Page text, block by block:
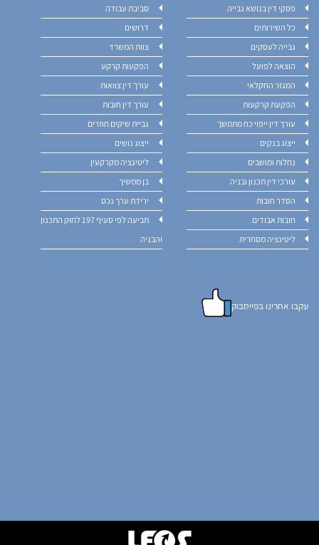
פסקי דין בנושא גבייה
כל השירותים
גבייה לעסקים
הוצאה לפועל
המגזר החקלאי
הפקעת קרקעות
עורך דין ייפוי כח מתמשך
ייצוג בנקים
נחלות ומושבים
עורכי דין תכנון ובניה
הסדר חובות
חובות אבודים
ליטיגציה מסחרית
סביבת עבודה
דרושים
צוות המשרד
הפקעות קרקע
עורך דין צוואות
עורך דין חובות
גביית שיקים חוזרים
ייצוג נושים
ליטיגציה מקרקעין
בן ממשיך
ירידת ערך נכס
תביעה לפי סעיף 197 לחוק התכנון
והבניה
עקבו אחרינו בפייסבוק